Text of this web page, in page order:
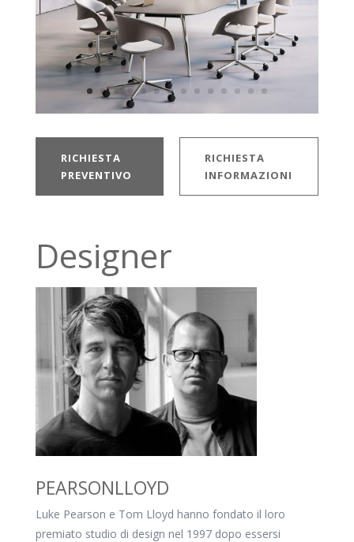
RICHIESTA
PREVENTIVO
RICHIESTA
INFORMAZIONI
Designer
PEARSONLLOYD
Luke Pearson e Tom Lloyd hanno fondato il loro
premiato studio di design nel 1997 dopo essersi